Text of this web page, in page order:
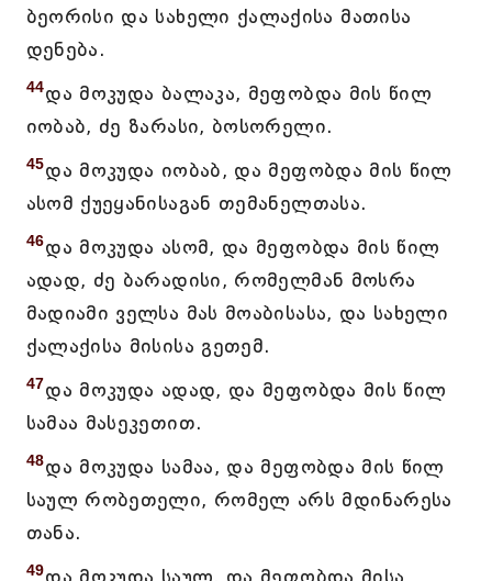
ბეორისი და სახელი ქალაქისა მათისა
დენება.
44და მოკუდა ბალაკა, მეფობდა მის წილ
იობაბ, ძე ზარასი, ბოსორელი.
45და მოკუდა იობაბ, და მეფობდა მის წილ
ასომ ქუეყანისაგან თემანელთასა.
46და მოკუდა ასომ, და მეფობდა მის წილ
ადად, ძე ბარადისი, რომელმან მოსრა
მადიამი ველსა მას მოაბისასა, და სახელი
ქალაქისა მისისა გეთემ.
47და მოკუდა ადად, და მეფობდა მის წილ
სამაა მასეკეთით.
48და მოკუდა სამაა, და მეფობდა მის წილ
საულ რობეთელი, რომელ არს მდინარესა
თანა.
49